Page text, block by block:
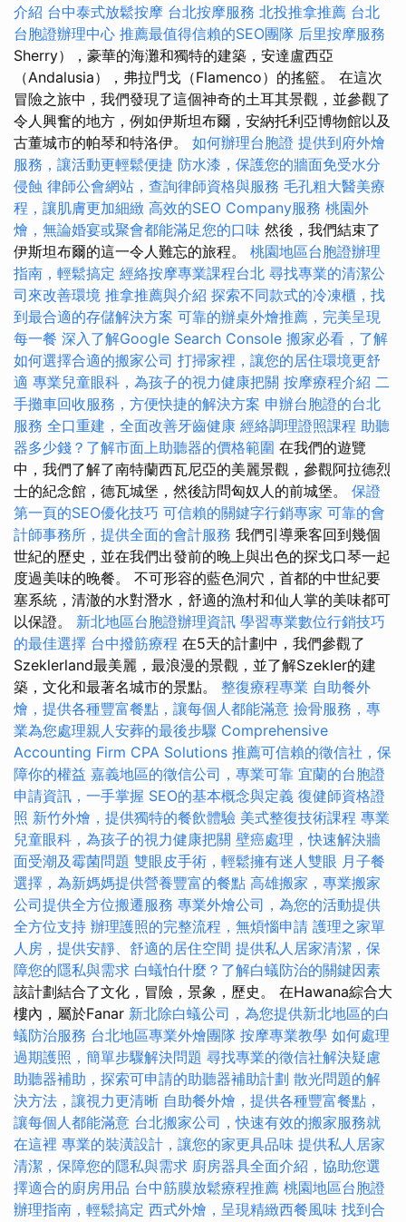
介紹 台中泰式放鬆按摩 台北按摩服務 北投推拿推薦 台北
台胞證辦理中心 推薦最值得信賴的SEO團隊 后里按摩服務
Sherry），豪華的海灘和獨特的建築，安達盧西亞
（Andalusia），弗拉門戈（Flamenco）的搖籃。 在這次
冒險之旅中，我們發現了這個神奇的土耳其景觀，並參觀了
令人興奮的地方，例如伊斯坦布爾，安納托利亞博物館以及
古董城市的帕琴和特洛伊。 如何辦理台胞證 提供到府外燴
服務，讓活動更輕鬆便捷 防水漆，保護您的牆面免受水分
侵蝕 律師公會網站，查詢律師資格與服務 毛孔粗大醫美療
程，讓肌膚更加細緻 高效的SEO Company服務 桃園外
燴，無論婚宴或聚會都能滿足您的口味 然後，我們結束了
伊斯坦布爾的這一令人難忘的旅程。 桃園地區台胞證辦理
指南，輕鬆搞定 經絡按摩專業課程台北 尋找專業的清潔公
司來改善環境 推拿推薦與介紹 探索不同款式的冷凍櫃，找
到最合適的存儲解決方案 可靠的辦桌外燴推薦，完美呈現
每一餐 深入了解Google Search Console 搬家必看，了解
如何選擇合適的搬家公司 打掃家裡，讓您的居住環境更舒
適 專業兒童眼科，為孩子的視力健康把關 按摩療程介紹 二
手攤車回收服務，方便快捷的解決方案 申辦台胞證的台北
服務 全口重建，全面改善牙齒健康 經絡調理證照課程 助聽
器多少錢？了解市面上助聽器的價格範圍 在我們的遊覽
中，我們了解了南特蘭西瓦尼亞的美麗景觀，參觀阿拉德烈
士的紀念館，德瓦城堡，然後訪問匈奴人的前城堡。 保證
第一頁的SEO優化技巧 可信賴的關鍵字行銷專家 可靠的會
計師事務所，提供全面的會計服務 我們引導乘客回到幾個
世紀的歷史，並在我們出發前的晚上與出色的探戈口琴一起
度過美味的晚餐。 不可形容的藍色洞穴，首都的中世紀要
塞系統，清澈的水對潛水，舒適的漁村和仙人掌的美味都可
以保證。 新北地區台胞證辦理資訊 學習專業數位行銷技巧
的最佳選擇 台中撥筋療程 在5天的計劃中，我們參觀了
Szeklerland最美麗，最浪漫的景觀，並了解Szekler的建
築，文化和最著名城市的景點。 整復療程專業 自助餐外
燴，提供各種豐富餐點，讓每個人都能滿意 撿骨服務，專
業為您處理親人安葬的最後步驟 Comprehensive
Accounting Firm CPA Solutions 推薦可信賴的徵信社，保
障你的權益 嘉義地區的徵信公司，專業可靠 宜蘭的台胞證
申請資訊，一手掌握 SEO的基本概念與定義 復健師資格證
照 新竹外燴，提供獨特的餐飲體驗 美式整復技術課程 專業
兒童眼科，為孩子的視力健康把關 壁癌處理，快速解決牆
面受潮及霉菌問題 雙眼皮手術，輕鬆擁有迷人雙眼 月子餐
選擇，為新媽媽提供營養豐富的餐點 高雄搬家，專業搬家
公司提供全方位搬遷服務 專業外燴公司，為您的活動提供
全方位支持 辦理護照的完整流程，無煩惱申請 護理之家單
人房，提供安靜、舒適的居住空間 提供私人居家清潔，保
障您的隱私與需求 白蟻怕什麼？了解白蟻防治的關鍵因素
該計劃結合了文化，冒險，景象，歷史。 在Hawana綜合大
樓內，屬於Fanar 新北除白蟻公司，為您提供新北地區的白
蟻防治服務 台北地區專業外燴團隊 按摩專業教學 如何處理
過期護照，簡單步驟解決問題 尋找專業的徵信社解決疑慮
助聽器補助，探索可申請的助聽器補助計劃 散光問題的解
決方法，讓視力更清晰 自助餐外燴，提供各種豐富餐點，
讓每個人都能滿意 台北搬家公司，快速有效的搬家服務就
在這裡 專業的裝潢設計，讓您的家更具品味 提供私人居家
清潔，保障您的隱私與需求 廚房器具全面介紹，協助您選
擇適合的廚房用品 台中筋膜放鬆療程推薦 桃園地區台胞證
辦理指南，輕鬆搞定 西式外燴，呈現精緻西餐風味 找到合